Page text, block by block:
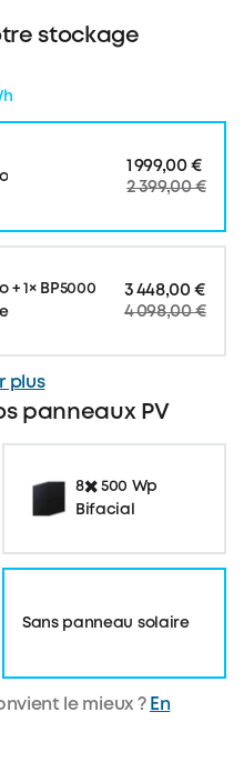
stockage
1 999,00 €
2 399,00 €
+ 1× BP5000
3 448,00 €
4 098,00 €
plus
panneaux PV
8✖️ 500 Wp
Bifacial
Sans panneau solaire
le mieux ? En